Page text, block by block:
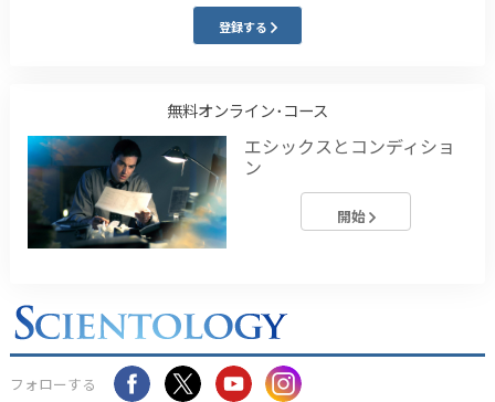
登録する
無料オンライン･コース
エシックスとコンディショ
ン
開始
フォローする